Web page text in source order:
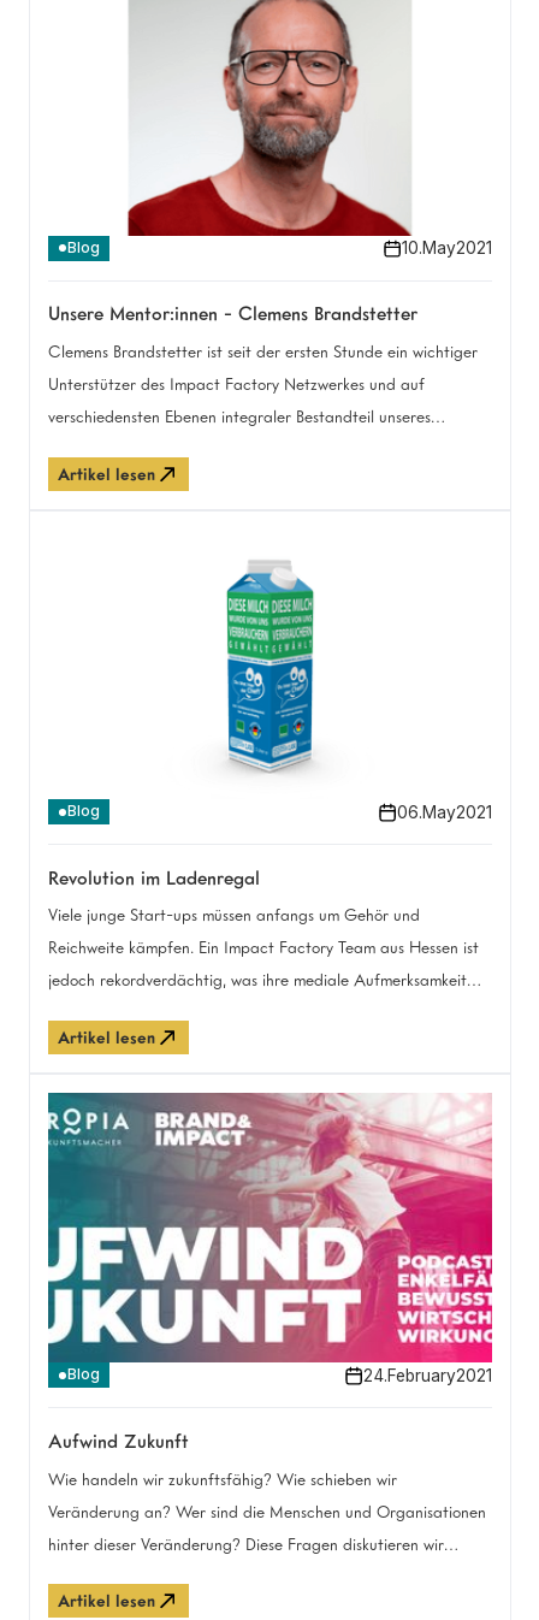
Blog 10.May2021
Unsere Mentor:innen - Clemens Brandstetter
Clemens Brandstetter ist seit der ersten Stunde ein wichtiger
Unterstützer des Impact Factory Netzwerkes und auf
verschiedensten Ebenen integraler Bestandteil unseres
tut, erfahrt ihr hier im Interview.
Artikel lesen
Blog 06.May2021
Revolution im Ladenregal
Viele junge Start-ups müssen anfangs um Gehör und
Reichweite kämpfen. Ein Impact Factory Team aus Hessen ist
jedoch rekordverdächtig, was ihre mediale Aufmerksamkeit
Vision von „Du bist hier der Chef“.
Artikel lesen
Blog 24.February2021
Aufwind Zukunft
Wie handeln wir zukunftsfähig? Wie schieben wir
Veränderung an? Wer sind die Menschen und Organisationen
hinter dieser Veränderung? Diese Fragen diskutieren wir
Teilnehmer:innen, mit externen Akteur:innen und Partner:innen.
Artikel lesen